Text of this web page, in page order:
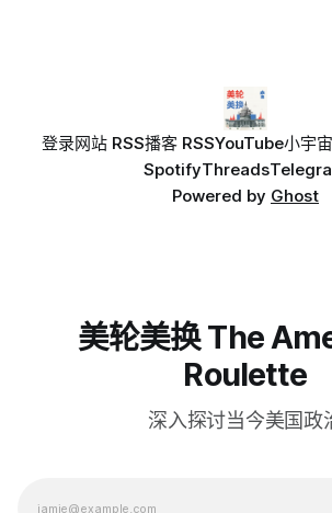
登录网站 RSS播客 RSSYouTube小宇宙
SpotifyThreads
Powered by Ghost
美轮美换 The
Roulette
深入探讨当今美国政